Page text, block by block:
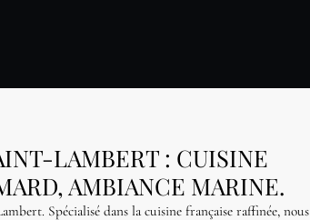
LAMBERT : CUISINE
AMBIANCE MARINE.
Spécialisé dans la cuisine française raffinée, nous